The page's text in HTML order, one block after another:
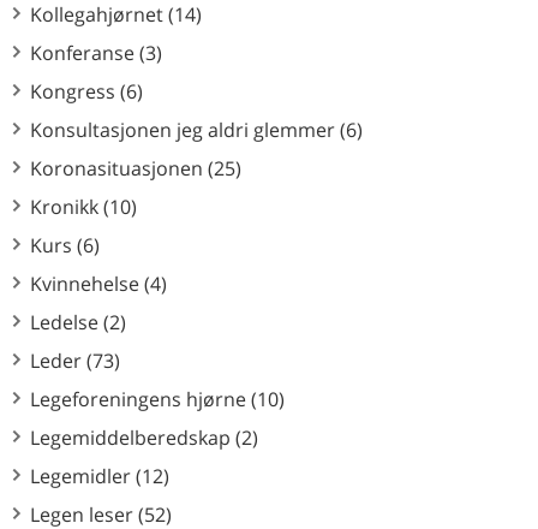
Kollegahjørnet (14)
Konferanse (3)
Kongress (6)
Konsultasjonen jeg aldri glemmer (6)
Koronasituasjonen (25)
Kronikk (10)
Kurs (6)
Kvinnehelse (4)
Ledelse (2)
Leder (73)
Legeforeningens hjørne (10)
Legemiddelberedskap (2)
Legemidler (12)
Legen leser (52)